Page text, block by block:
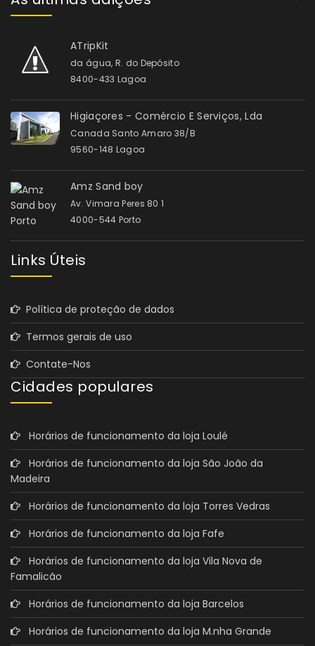
ATripKit
da água, R. do Depósito
8400-433 Lagoa
Higiaçores - Comércio E Serviços, Lda
Canada Santo Amaro 38/B
9560-148 Lagoa
Amz Sand boy
Av. Vimara Peres 80 1
4000-544 Porto
Links Úteis
Política de proteção de dados
Termos gerais de uso
Contate-Nos
Cidades populares
Horários de funcionamento da loja Loulé
Horários de funcionamento da loja São João da
Madeira
Horários de funcionamento da loja Torres Vedras
Horários de funcionamento da loja Fafe
Horários de funcionamento da loja Vila Nova de
Famalicão
Horários de funcionamento da loja Barcelos
Horários de funcionamento da loja M.nha Grande